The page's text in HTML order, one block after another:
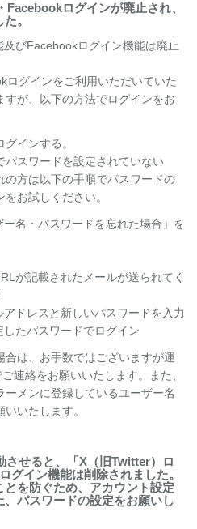
ログインが廃止され、
。
びFacebookログイン機能は廃止
ログインをご利用いただいていた
が、以下の方法でログインをお
インする。
スワードを設定されていない
方は以下の手順でパスワードの
お試しください。
名・パスワードを忘れた場合」を
が記載されたメールが送られてく
ドレスと新しいパスワードを入力
たパスワードでログイン
は、お手数ではございますが運
連絡をお願いいたします。また、
メンに登録しているユーザー名
いたします。
せると、「X（旧Twitter）ロ
グイン機能は削除されました。
を防ぐため、アカウント設定
パスワードの設定をお願いし